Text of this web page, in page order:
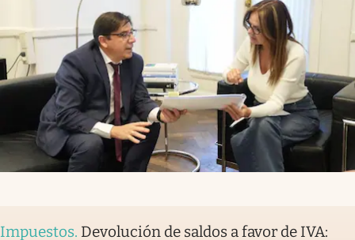
Impuestos. Devolución de saldos a favor de IVA: